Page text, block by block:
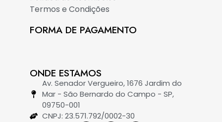
Termos e Condições
FORMA DE PAGAMENTO
ONDE ESTAMOS
Av. Senador Vergueiro, 1676 Jardim do
Mar - São Bernardo do Campo - SP,
09750-001
CNPJ: 23.571.792/0002-30